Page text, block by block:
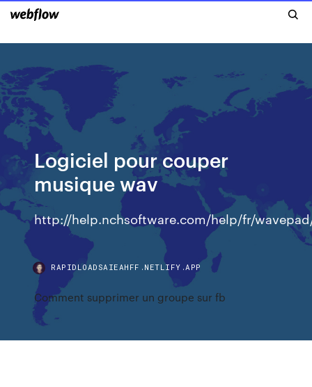
Logiciel pour couper
musique wav
http://help.nchsoftware.com/help/fr/
RAPIDLOADSAIEAHFF.NETLIFY.APP
Comment supprimer un groupe sur fb